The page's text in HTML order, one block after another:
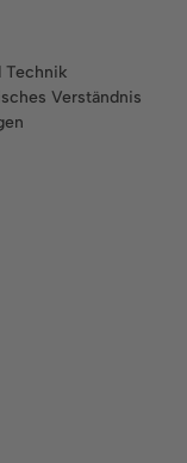
Technik
Verständnis